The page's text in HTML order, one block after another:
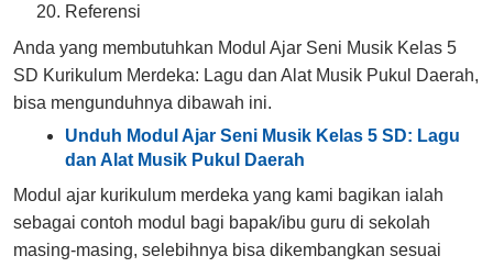
Referensi
Anda yang membutuhkan Modul Ajar Seni Musik Kelas 5
SD Kurikulum Merdeka: Lagu dan Alat Musik Pukul Daerah,
bisa mengunduhnya dibawah ini.
Unduh Modul Ajar Seni Musik Kelas 5 SD: Lagu
dan Alat Musik Pukul Daerah
Modul ajar kurikulum merdeka yang kami bagikan ialah
sebagai contoh modul bagi bapak/ibu guru di sekolah
masing-masing, selebihnya bisa dikembangkan sesuai